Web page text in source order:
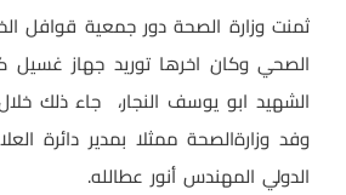
ثمنت وزارة الصحة دور جمعية قوافل
الصحي وكان اخرها توريد جهاز
الشهيد ابو يوسف النجار، جاء ذلك خلال
وفد وزارةالصحة ممثلا بمدير دائرة
الدولي المهندس أنور عطالله.